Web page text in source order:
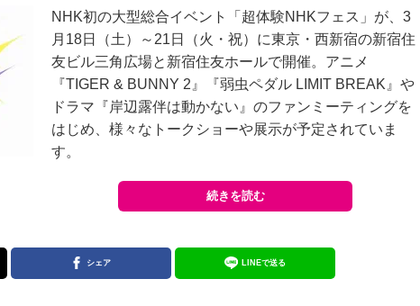
NHK初の大型総合イベント「超体験NHKフェス」が、3
月18日（土）～21日（火・祝）に東京・西新宿の新宿住
友ビル三角広場と新宿住友ホールで開催。アニメ
『TIGER & BUNNY 2』『弱虫ペダル LIMIT BREAK』や
ドラマ『岸辺露伴は動かない』のファンミーティングを
はじめ、様々なトークショーや展示が予定されていま
す。
続きを読む
シェア LINEで送る